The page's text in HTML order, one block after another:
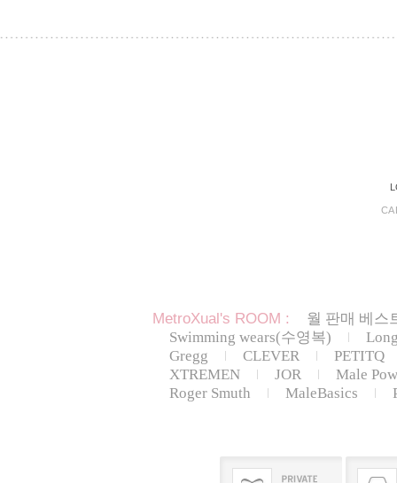
MetroXual's ROOM :
월 판매 베스
Swimming wears(수영복)
Gregg
CLEVER
PETITQ
XTREMEN
JOR
Male
Roger Smuth
MaleBasics